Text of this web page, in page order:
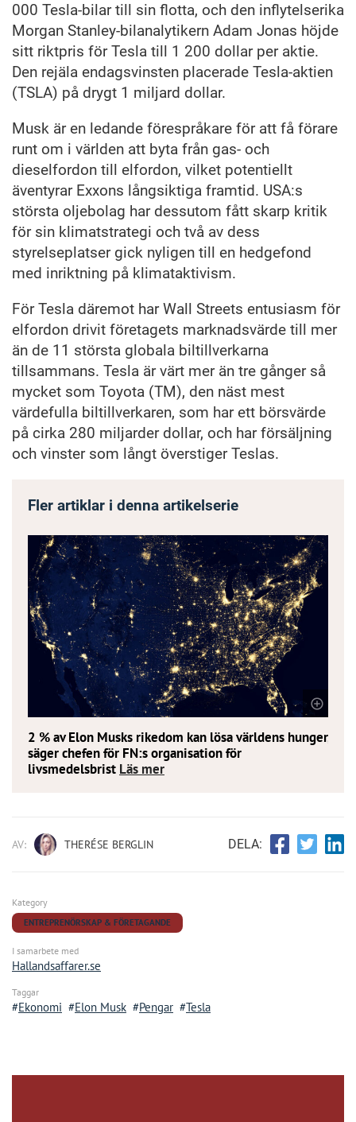
000 Tesla-bilar till sin flotta, och den inflytelserika
Morgan Stanley-bilanalytikern Adam Jonas höjde
sitt riktpris för Tesla till 1 200 dollar per aktie.
Den rejäla endagsvinsten placerade Tesla-aktien
(TSLA) på drygt 1 miljard dollar.
Musk är en ledande förespråkare för att få förare
runt om i världen att byta från gas- och
dieselfordon till elfordon, vilket potentiellt
äventyrar Exxons långsiktiga framtid. USA:s
största oljebolag har dessutom fått skarp kritik
för sin klimatstrategi och två av dess
styrelseplatser gick nyligen till en hedgefond
med inriktning på klimataktivism.
För Tesla däremot har Wall Streets entusiasm för
elfordon drivit företagets marknadsvärde till mer
än de 11 största globala biltillverkarna
tillsammans. Tesla är värt mer än tre gånger så
mycket som Toyota (TM), den näst mest
värdefulla biltillverkaren, som har ett börsvärde
på cirka 280 miljarder dollar, och har försäljning
och vinster som långt överstiger Teslas.
Fler artiklar i denna artikelserie
2 % av Elon Musks rikedom kan lösa världens hunger,
säger chefen för FN:s organisation för
livsmedelsbrist Läs mer
AV: THERÉSE BERGLIN DELA:
Kategory
ENTREPRENÖRSKAP & FÖRETAGANDE
I samarbete med
Hallandsaffarer.se
Taggar
Ekonomi Elon Musk Pengar Tesla